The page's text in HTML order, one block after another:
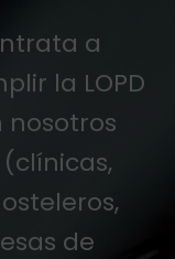
a
la LOPD
nosotros
de